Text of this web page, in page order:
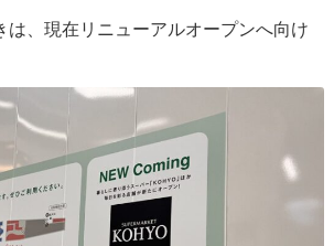
は、現在リニューアルオープンへ向け